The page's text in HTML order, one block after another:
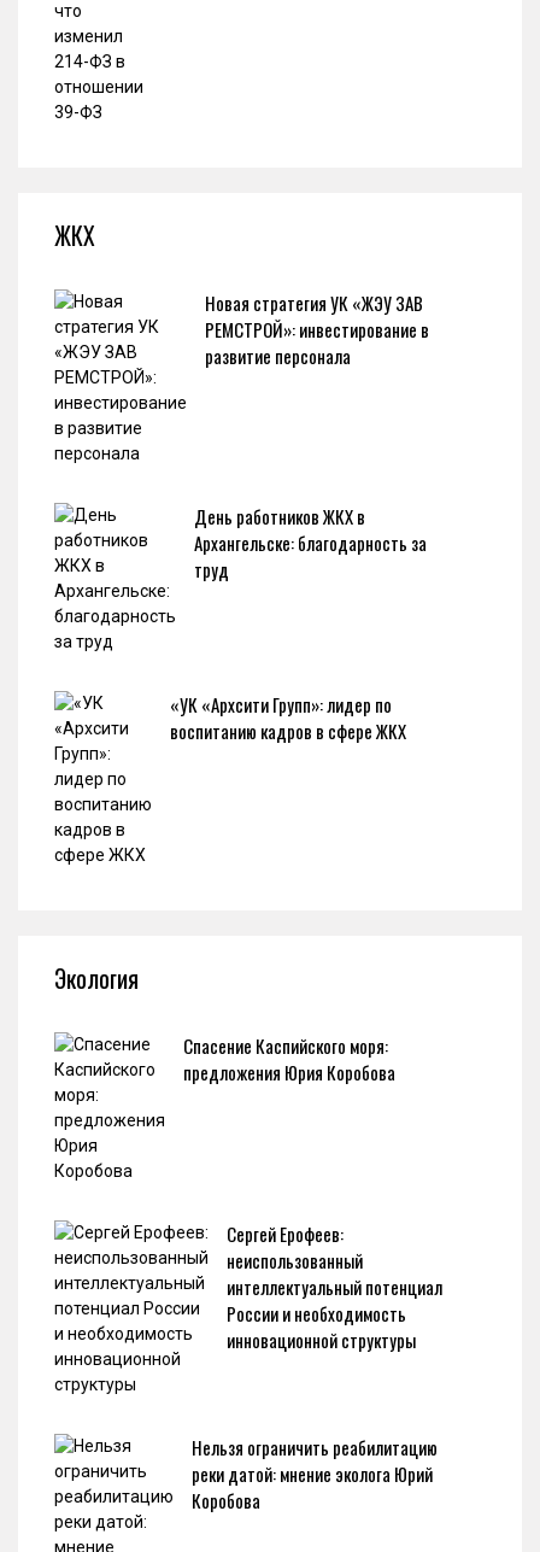
ЖКХ
Новая стратегия УК «ЖЭУ ЗАВ
РЕМСТРОЙ»: инвестирование в
развитие персонала
День работников ЖКХ в
Архангельске: благодарность за
труд
«УК «Архсити Групп»: лидер по
воспитанию кадров в сфере ЖКХ
Экология
Спасение Каспийского моря:
предложения Юрия Коробова
Сергей Ерофеев:
неиспользованный
интеллектуальный потенциал
России и необходимость
инновационной структуры
Нельзя ограничить реабилитацию
реки датой: мнение эколога Юрий
Коробова